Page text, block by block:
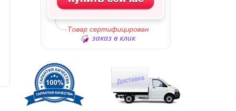
Товар сертифицирован
заказ в клик